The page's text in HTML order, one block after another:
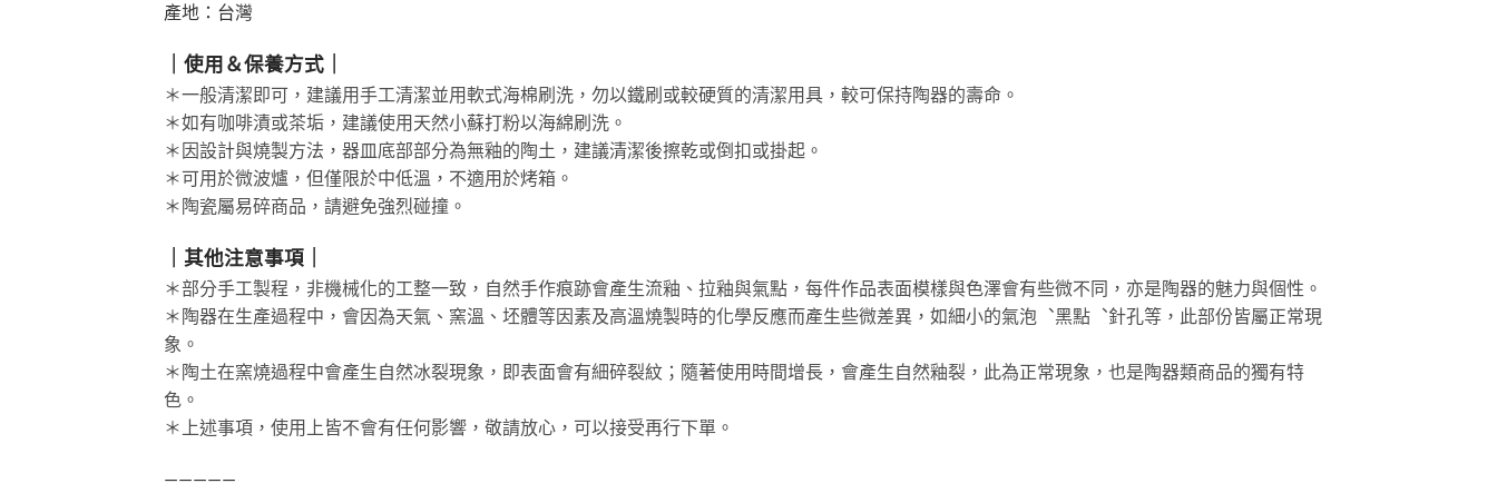
產地：台灣
｜使用＆保養方式｜
＊一般清潔即可，建議用手工清潔並用軟式海棉刷洗，勿以鐵刷或較硬質的清潔用具，較可保持陶器的壽命。
＊如有咖啡漬或茶垢，建議使用天然小蘇打粉以海綿刷洗。
＊因設計與燒製方法，器皿底部部分為無釉的陶土，建議清潔後擦乾或倒扣或掛起。
＊可用於微波爐，但僅限於中低溫，不適用於烤箱。
＊陶瓷屬易碎商品，請避免強烈碰撞。
｜其他注意事項｜
＊部分手工製程，非機械化的工整一致，自然手作痕跡會產生流釉、拉釉與氣點，每件作品表面模樣與色澤會有些微不同，亦是陶器的魅力與個性。
＊陶器在生產過程中，會因為天氣、窯溫、坯體等因素及高溫燒製時的化學反應而產生些微差異，如細小的氣泡︑黑點︑針孔等，此部份皆屬正常現
象。
＊陶土在窯燒過程中會產生自然冰裂現象，即表面會有細碎裂紋；隨著使用時間增長，會產生自然釉裂，此為正常現象，也是陶器類商品的獨有特
色。
＊上述事項，使用上皆不會有任何影響，敬請放心，可以接受再行下單。
—————